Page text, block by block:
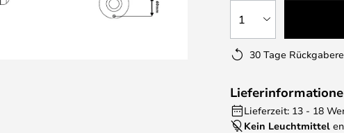
1
30 Tage
Lieferzeit: 13 - 18
Kein Leuchtmittel